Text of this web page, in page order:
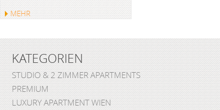
MEHR
KATEGORIEN
STUDIO & 2 ZIMMER APARTMENTS
PREMIUM
LUXURY APARTMENT WIEN